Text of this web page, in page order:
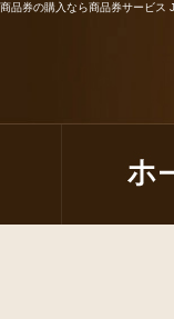
商品券の購入なら商品券サービス